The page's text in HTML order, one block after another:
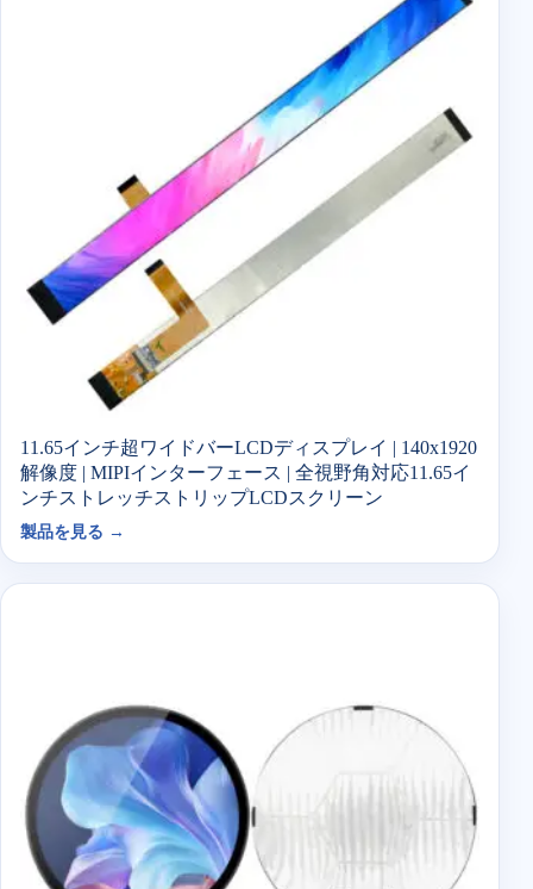
11.65インチ超ワイドバーLCDディスプレイ | 140x1920
解像度 | MIPIインターフェース | 全視野角対応11.65イ
ンチストレッチストリップLCDスクリーン
製品を見る →